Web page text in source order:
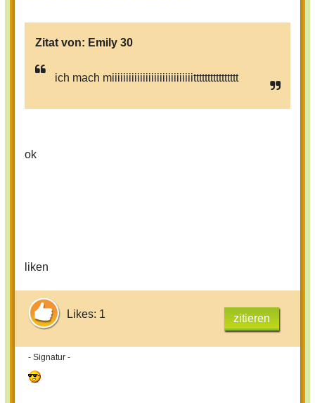
Zitat von: Emily 30
ich mach miiiiiiiiiiiiiiiiiiiiiiiiiiiiitttttttttttttttt
ok
liken
Likes: 1 zitieren
- Signatur -